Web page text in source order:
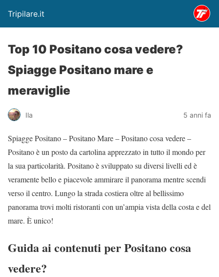
Tripilare.it
Top 10 Positano cosa vedere?
Spiagge Positano mare e
meraviglie
Ila 5 anni fa
Spiagge Positano – Positano Mare – Positano cosa vedere –
Positano è un posto da cartolina apprezzato in tutto il mondo per
la sua particolarità. Positano è sviluppato su diversi livelli ed è
veramente bello e piacevole ammirare il panorama mentre scendi
verso il centro. Lungo la strada costiera oltre al bellissimo
panorama trovi molti ristoranti con un’ampia vista della costa e del
mare. È unico!
Guida ai contenuti per Positano cosa
vedere?